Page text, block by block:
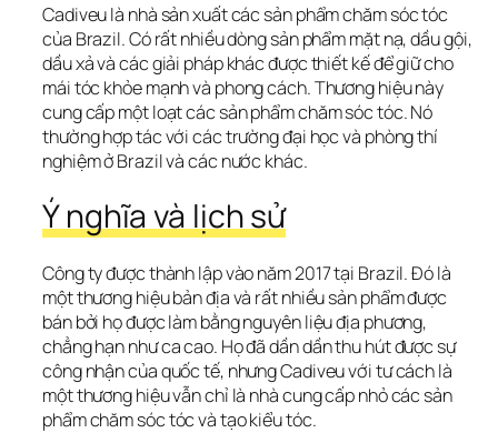
Cadiveu là nhà sản xuất các sản phẩm chăm sóc tóc
của Brazil. Có rất nhiều dòng sản phẩm mặt nạ, dầu gội,
dầu xả và các giải pháp khác được thiết kế để giữ cho
mái tóc khỏe mạnh và phong cách. Thương hiệu này
cung cấp một loạt các sản phẩm chăm sóc tóc. Nó
thường hợp tác với các trường đại học và phòng thí
nghiệm ở Brazil và các nước khác.
Ý nghĩa và lịch sử
Công ty được thành lập vào năm 2017 tại Brazil. Đó là
một thương hiệu bản địa và rất nhiều sản phẩm được
bán bởi họ được làm bằng nguyên liệu địa phương,
chẳng hạn như ca cao. Họ đã dần dần thu hút được sự
công nhận của quốc tế, nhưng Cadiveu với tư cách là
một thương hiệu vẫn chỉ là nhà cung cấp nhỏ các sản
phẩm chăm sóc tóc và tạo kiểu tóc.